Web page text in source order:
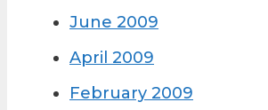
June 2009
April 2009
February 2009